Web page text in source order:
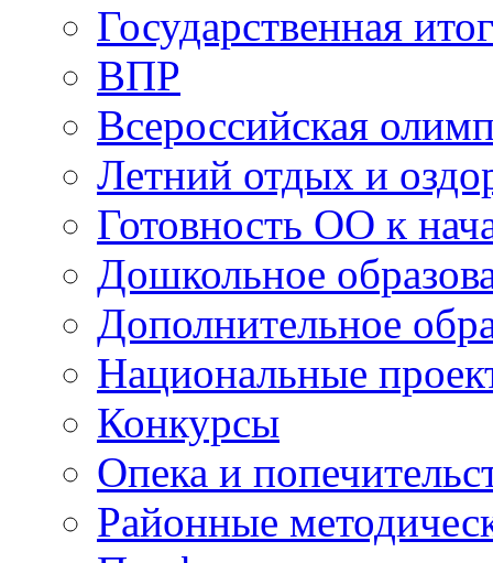
Государственная
ВПР
Всероссийская
Летний отдых и
Готовность ОО к
Дошкольное
Дополнительное
Национальные
Конкурсы
Опека и
Районные